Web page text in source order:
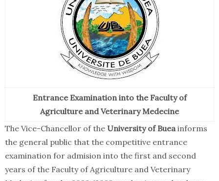
Entrance Examination into the Faculty of
Agriculture and Veterinary Medecine
The Vice-Chancellor of the University of Bueainforms
the general public that the competitive entrance
examination for admision into the first and second
years of the Faculty of Agriculture and Veterinary